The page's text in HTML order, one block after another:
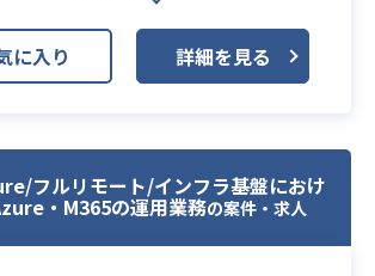
IEサポート終了に伴い、基幹システ
ム内でEdge IEモード移行対応を行っ
ております。
お客様のサポートを行っていただき
ます。
EdgeやMS製品に知見がある方が理
想になります。
に入り 詳細を見る
フルリモート/インフラ基盤におけ
・M365の運用業務の案件・求人